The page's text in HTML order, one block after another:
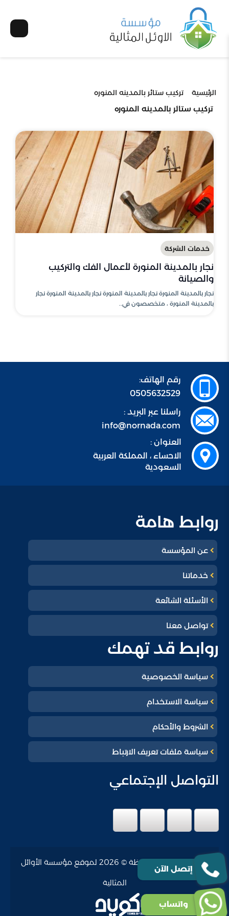
الرئيسية تركيب ستائر بالمدينه المنوره
تركيب ستائر بالمدينه المنوره
خدمات الشركة
نجار بالمدينة المنورة لأعمال الفك والتركيب
والصيانة
نجار بالمدينة المنورة نجار بالمدينة المنورة نجار بالمدينة المنورة نجار
بالمدينة المنورة ، متخصصون في..
رقم الهاتف:
0505632529
راسلنا عبر البريد :
info@nornada.com
العنوان :
الاحساء ، المملكة العربية
السعودية
روابط هامة
عن المؤسسة
خدماتنا
الأسئلة الشائعة
تواصل معنا
روابط قد تهمك
سياسة الخصوصية
سياسة الاستخدام
الشروط والأحكام
سياسة ملفات تعريف الارتباط
التواصل الإجتماعي
جميع الحقوق محفوظة © 2026 لموقع مؤسسة الأوائل
المثالية
إتصل الآن
واتساب